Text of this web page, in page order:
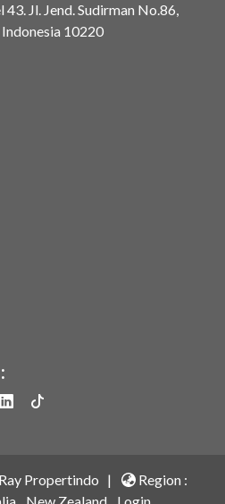
Jl. Jend. Sudirman No.86,
10220
Propertindo |
Region :